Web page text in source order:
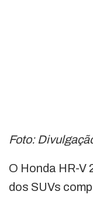
Foto:
O Honda HR-V
dos SUVs